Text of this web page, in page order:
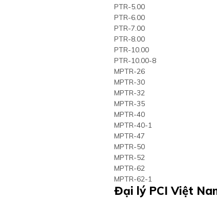
PTR-5.00
PTR-6.00
PTR-7.00
PTR-8.00
PTR-10.00
PTR-10.00-8
MPTR-26
MPTR-30
MPTR-32
MPTR-35
MPTR-40
MPTR-40-1
MPTR-47
MPTR-50
MPTR-52
MPTR-62
MPTR-62-1
Đại lý PCI Việt